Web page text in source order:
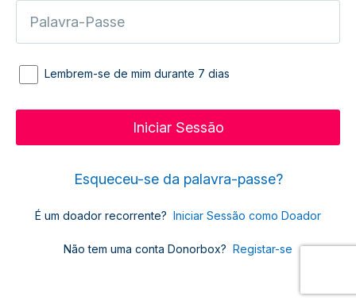
Lembrem-se de mim durante 7 dias
Esqueceu-se da palavra-passe?
É um doador recorrente? Iniciar Sessão como Doador
Não tem uma conta Donorbox? Registar-se